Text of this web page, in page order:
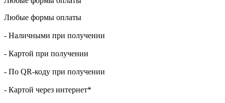
Любые формы оплаты
- Наличными при получении
- Картой при получении
- По QR-коду при получении
- Картой через интернет*